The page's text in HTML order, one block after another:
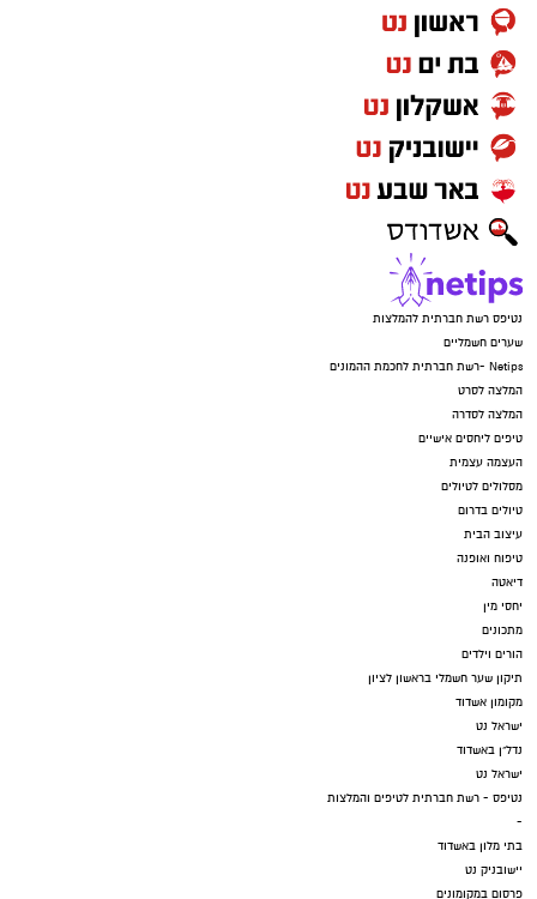
נטיפס רשת חברתית להמלצות
שערים חשמליים
Netips -רשת חברתית לחכמת ההמונים
המלצה לסרט
המלצה לסדרה
טיפים ליחסים אישיים
העצמה עצמית
מסלולים לטיולים
טיולים בדרום
עיצוב הבית
טיפוח ואופנה
דיאטה
יחסי מין
מתכונים
הורים וילדים
תיקון שער חשמלי בראשון לציון
מקומון אשדוד
ישראל נט
נדל"ן באשדוד
ישראל נט
נטיפס - רשת חברתית לטיפים והמלצות
-
בתי מלון באשדוד
יישובניק נט
פרסום במקומונים